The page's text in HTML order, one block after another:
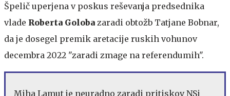
Špelič uperjena v poskus reševanja predsednika
vlade Roberta Goloba zaradi obtožb Tatjane Bobnar,
da je dosegel premik aretacije ruskih vohunov
decembra 2022 "zaradi zmage na referendumih".
Miha Lamut je neuradno zaradi pritiskov NSi